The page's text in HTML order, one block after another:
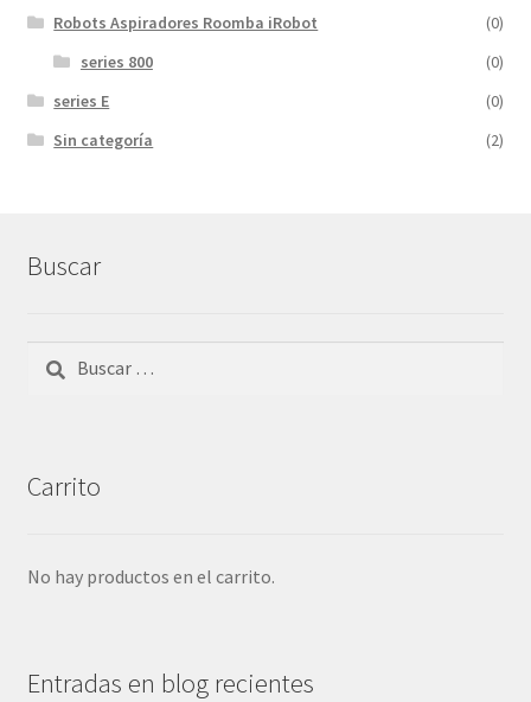
Robots Aspiradores Roomba iRobot
(0)
series 800
(0)
series E
(0)
Sin categoría
(2)
Buscar
Carrito
No hay productos en el carrito.
Entradas en blog recientes